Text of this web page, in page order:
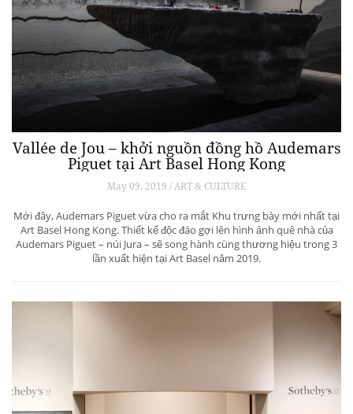
Vallée de Jou – khởi nguồn đồng hồ Audemars
Piguet tại Art Basel Hong Kong
May 09, 2019 / ART & CULTURE
Mới đây, Audemars Piguet vừa cho ra mắt Khu trưng bày mới nhất tại
Art Basel Hong Kong. Thiết kế độc đáo gợi lên hình ảnh quê nhà của
Audemars Piguet – núi Jura – sẽ song hành cùng thương hiệu trong 3
lần xuất hiện tại Art Basel năm 2019.